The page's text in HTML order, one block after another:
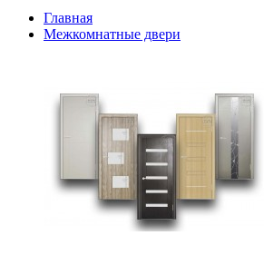
Главная
Межкомнатные двери